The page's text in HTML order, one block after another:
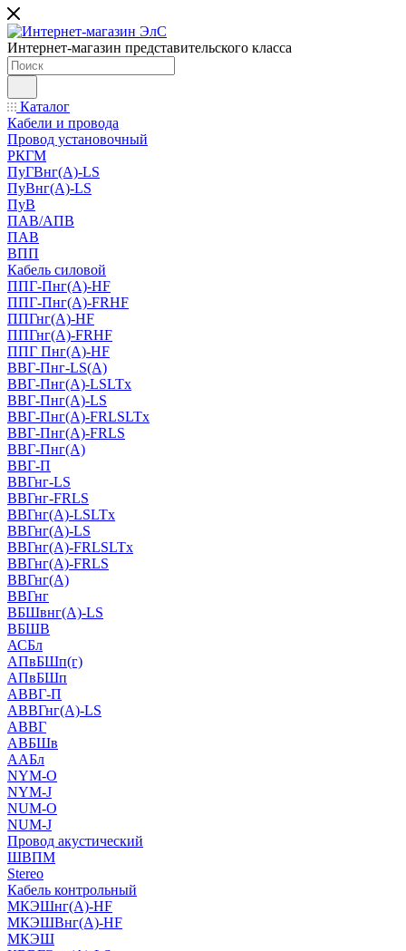
Интернет-магазин представительского класса
Каталог
Кабели и провода
Провод установочный
РКГМ
ПуГВнг(А)-LS
ПуВнг(А)-LS
ПуВ
ПАВ/АПВ
ПАВ
ВПП
Кабель силовой
ППГ-Пнг(А)-HF
ППГ-Пнг(А)-FRHF
ППГнг(А)-HF
ППГнг(А)-FRHF
ППГ Пнг(А)-HF
ВВГ-Пнг-LS(А)
ВВГ-Пнг(А)-LSLTx
ВВГ-Пнг(А)-LS
ВВГ-Пнг(А)-FRLSLTx
ВВГ-Пнг(А)-FRLS
ВВГ-Пнг(А)
ВВГ-П
ВВГнг-LS
ВВГнг-FRLS
ВВГнг(А)-LSLTx
ВВГнг(А)-LS
ВВГнг(А)-FRLSLTx
ВВГнг(А)-FRLS
ВВГнг(А)
ВВГнг
ВБШвнг(А)-LS
ВБШВ
АСБл
АПвБШп(г)
АПвБШп
АВВГ-П
АВВГнг(А)-LS
АВВГ
АВБШв
ААБл
NYM-O
NYM-J
NUM-О
NUM-J
Провод акустический
ШВПМ
Stereo
Кабель контрольный
МКЭШнг(A)-HF
МКЭШВнг(А)-HF
МКЭШ